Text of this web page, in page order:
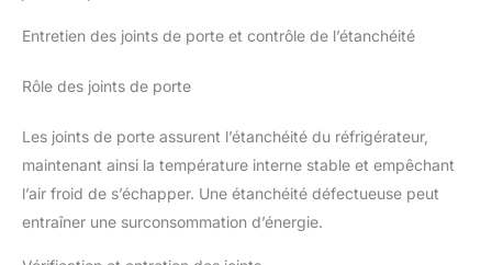
Entretien des joints de porte et contrôle de l’étanchéité
Rôle des joints de porte
Les joints de porte assurent l’étanchéité du réfrigérateur,
maintenant ainsi la température interne stable et empêchant
l’air froid de s’échapper. Une étanchéité défectueuse peut
entraîner une surconsommation d’énergie.